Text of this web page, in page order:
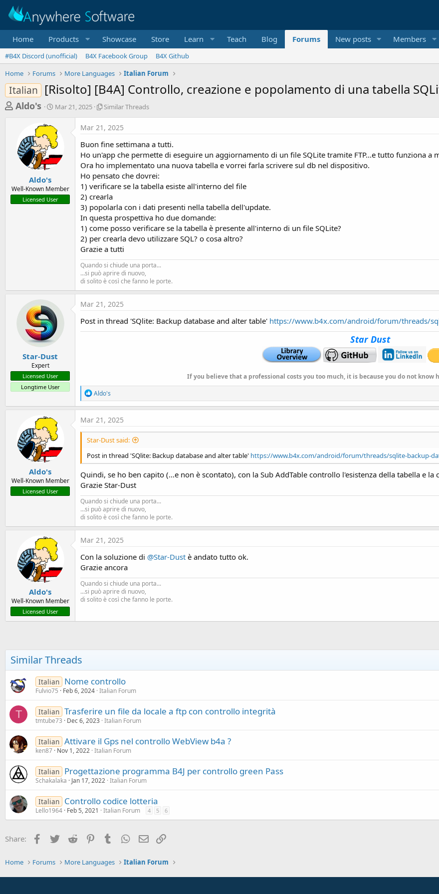
Home Products Showcase Store Learn Teach Blog Forums New posts Members
#B4X Discord (unofficial) B4X Facebook Group
B4X Github
Home
Forums More Languages Italian Forum
Italian [Risolto] [B4A] Controllo, creazione e popolamento di una tabella
T
e
a
t
a
Aldo's
S
r
t
d
a
t
Mar 21, 2025
S
i
l
a
r
T
h
r
e
a
d
s
Similar Threads
Aldo's
Well-Known Member
Licensed User
Mar 21, 2025
Buon fine settimana a tutti.
Ho un'app che permette di eseguire un aggiornamento di un file SQLite tramite FTP...e tutto funziona a
Ora ho implementato una nuova tabella e vorrei farla scrivere sul db nel dispositivo.
Ho pensato che dovrei:
1) verificare se la tabella esiste all'interno del file
2) crearla
3) popolarla con i dati presenti nella tabella dell'update.
In questa prospettiva ho due domande:
1) come posso verificare se la tabella è presente all'interno di un file SQLite?
2) per crearla devo utilizzare SQL? o cosa altro?
Grazie a tutti
Quando si chiude una porta...
...si può aprire di nuovo,
di solito è così che fanno le porte.
Star-Dust
Expert
Licensed User
Longtime User
Mar 21, 2025
Post in thread 'SQlite: Backup database and alter table' https://www.b4x.com/android/forum/threads/
Star Dust
If you believe that a professional costs you too much, it is because you do not
R
e
a
i
o
s
:
Aldo's
Aldo's
Well-Known Member
Licensed User
Mar 21, 2025
Star-Dust said:
Post in thread 'SQlite: Backup database and alter table' https://www.b4x.com/android/forum/threads/sqlite-backup-
Quindi, se ho ben capito (...e non è scontato), con la Sub AddTable controllo l'esistenza della tabella e la
Grazie Star-Dust
Quando si chiude una porta...
...si può aprire di nuovo,
di solito è così che fanno le porte.
Aldo's
Well-Known Member
Licensed User
Mar 21, 2025
Con la soluzione di @Star-Dust è andato tutto ok.
Grazie ancora
Quando si chiude una porta...
...si può aprire di nuovo,
di solito è così che fanno le porte.
Similar Threads
Italian Nome controllo
Fulvio75 Feb 6, 2024 Italian Forum
T Italian Trasferire un file da locale a ftp con controllo integrità
tmtube73 Dec 6, 2023 Italian Forum
Italian Attivare il Gps nel controllo WebView b4a ?
ken87 Nov 1, 2022 Italian Forum
Italian Progettazione programma B4J per controllo green Pass
Schakalaka Jan 17, 2022 Italian Forum
Italian Controllo codice lotteria
Lello1964 Feb 5, 2021 Italian Forum 4 5 6
Share: Facebook
Twitter Reddit PinterestTumblr WhatsApp
Email
Home Forums More Languages Italian Forum